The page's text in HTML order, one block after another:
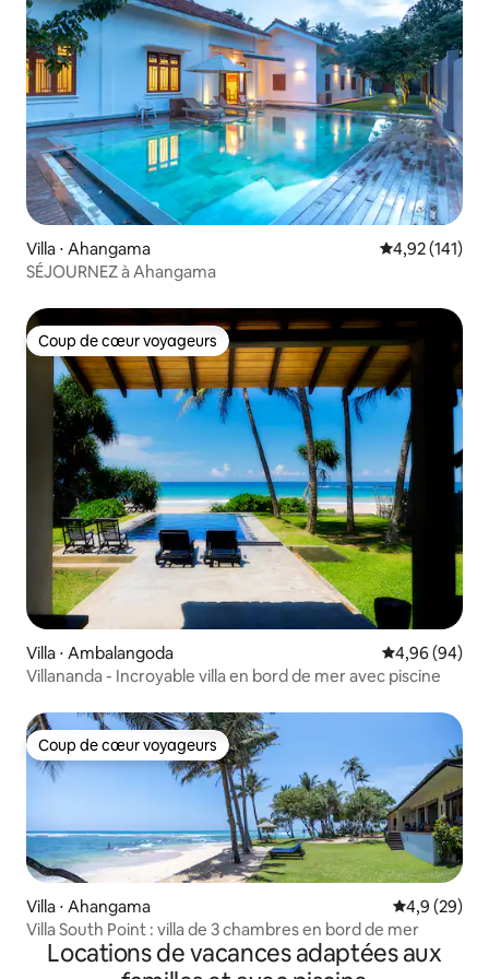
Villa ⋅ Ahangama Évaluation
4,92 (141)
SÉJOURNEZ à Ahangama
Coup de cœur voyageurs
Coup de cœur voyageurs
Villa ⋅ Ambalangoda Évaluation
4,96 (94)
Villananda - Incroyable villa en bord de mer avec piscine
Coup de cœur voyageurs
Coup de cœur voyageurs
Villa ⋅ Ahangama Évaluation
4,9 (29)
Villa South Point : villa de 3 chambres en bord de mer
Locations de vacances adaptées aux